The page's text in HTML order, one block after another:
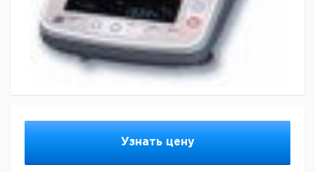
Узнать цену